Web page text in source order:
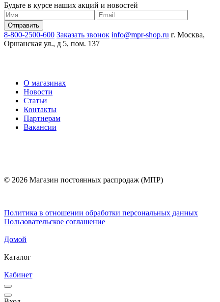
Будьте в курсе наших акций и новостей
8-800-2500-600 Заказать звонок info@mpr-shop.ru г. Москва,
Оршанская ул., д 5, пом. 137
О магазинах
Новости
Статьи
Контакты
Партнерам
Вакансии
© 2026 Магазин постоянных распродаж (МПР)
Политика в отношении обработки персональных данных
Пользовательское соглашение
Домой
Каталог
Кабинет